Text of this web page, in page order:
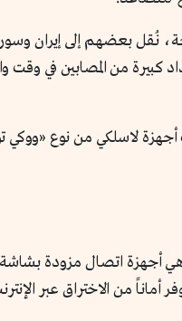
هجمات مماثلة استهدفت أجهزة
أجهزة اتصال مزودة
أماناً من الاختراق عبر